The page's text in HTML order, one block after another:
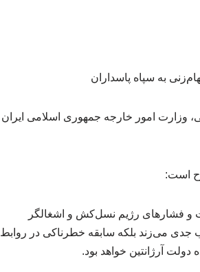
وزارت امور خارجه جمهوری اسلامی ایران
است:
و فشارهای رژیم نسل‌کش و اشغالگر
جدی می‌زند بلکه سابقه خطرناکی در روابط
آرژانتین خواهد بود.